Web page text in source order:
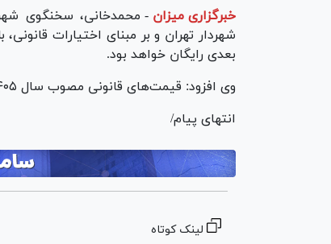
خبرگزاری میزان - محمدخانی، سخنگوی
شهردار تهران و بر مبنای اختیارات
بعدی رایگان خواهد بود.
وی افزود: قیمت‌های قانونی مصوب سال ١۴٠۵ که امروز در رسانه‌ها اعلام شد فعلا اعمال نمی‌شود.
انتهای پیام/
لینک کوتاه